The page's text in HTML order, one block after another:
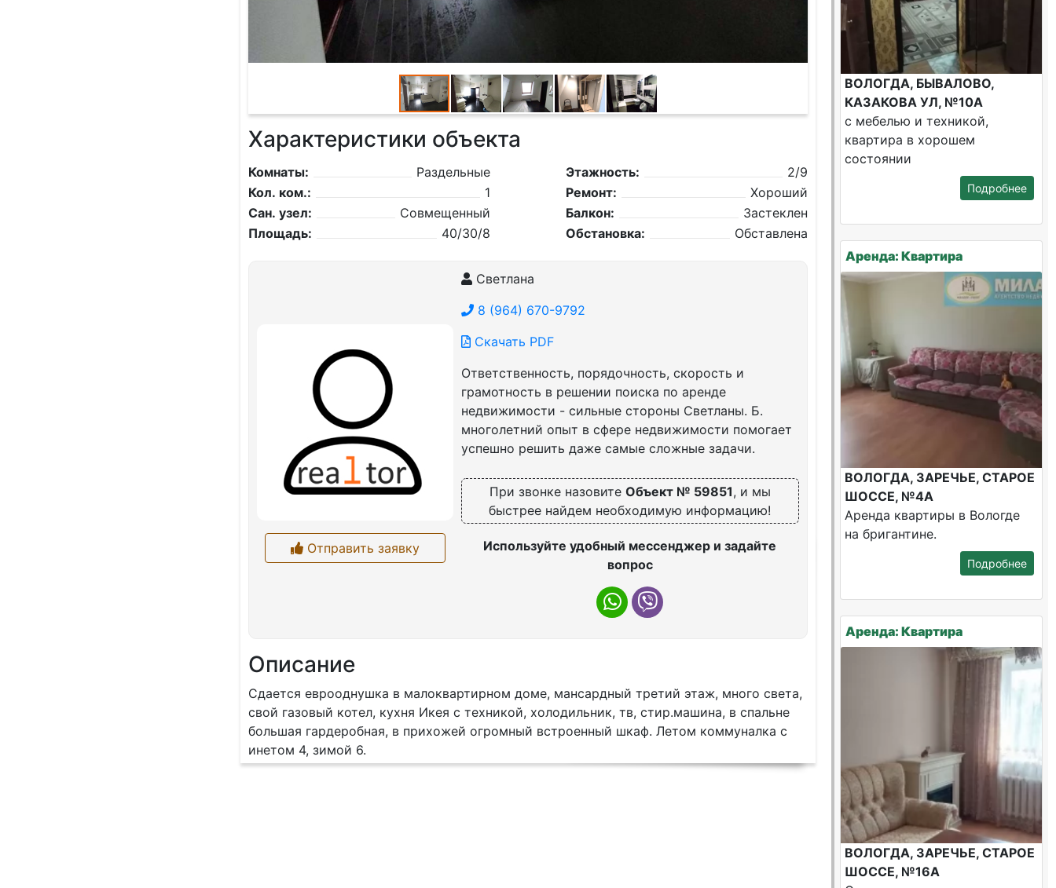
Характеристики объекта
Комнаты:
Раздельные
Кол. ком.:
1
Сан. узел:
Совмещенный
Площадь:
40/30/8
Этажность:
2/9
Ремонт:
Хороший
Балкон:
Застеклен
Обстановка:
Обставлена
Отправить заявку
Светлана
8 (964) 670-9792
Скачать PDF
Ответственность, порядочность, скорость и
грамотность в решении поиска по аренде
недвижимости - сильные стороны Светланы. Б.
многолетний опыт в сфере недвижимости помогает
успешно решить даже самые сложные задачи.
При звонке назовите Объект № 59851, и мы
быстрее найдем необходимую информацию!
Используйте удобный мессенджер и задайте
вопрос
Описание
Сдается еврооднушка в малоквартирном доме, мансардный третий этаж, много света,
свой газовый котел, кухня Икея с техникой, холодильник, тв, стир.машина, в спальне
большая гардеробная, в прихожей огромный встроенный шкаф. Летом коммуналка с
инетом 4, зимой 6.
ВОЛОГДА, БЫВАЛОВО,
КАЗАКОВА УЛ, №10А
с мебелью и техникой,
квартира в хорошем
состоянии
Подробнее
Аренда: Квартира
ВОЛОГДА, ЗАРЕЧЬЕ, СТАРОЕ
ШОССЕ, №4А
Аренда квартиры в Вологде
на бригантине.
Подробнее
Аренда: Квартира
ВОЛОГДА, ЗАРЕЧЬЕ, СТАРОЕ
ШОССЕ, №16А